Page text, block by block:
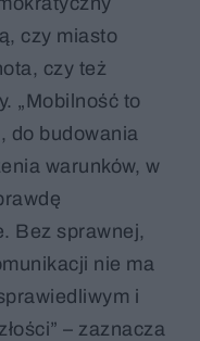
czy miasto
czy też
„Mobilność to
do budowania
warunków, w
Bez sprawnej,
nie ma
i
– zaznacza